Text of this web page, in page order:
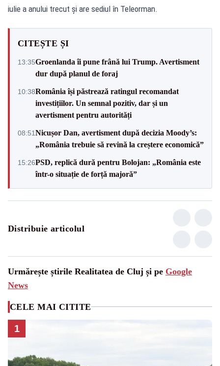
iulie a anului trecut și are sediul în Teleorman.
CITEȘTE ȘI
13:35Groenlanda îi pune frână lui Trump. Avertisment
dur după planul de foraj
10:38România își păstrează ratingul recomandat
investițiilor. Un semnal pozitiv, dar și un
avertisment pentru autorități
08:51Nicușor Dan, avertisment după decizia Moody’s:
„România trebuie să revină la creștere economică”
15:26PSD, replică dură pentru Bolojan: „România este
într-o situație de forță majoră”
Distribuie articolul
Urmărește știrile Realitatea de Cluj și pe Google
News
CELE MAI CITITE
1